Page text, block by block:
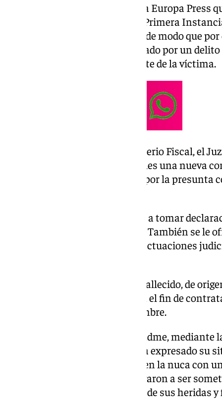
Fuentes del TSJA han indicado a Europa Press
compareció ante el Juzgado de Primera
Huércal-Overa tras los hechos, de modo que
en libertad provisional investigado por un
se había producido aún la muerte de la víctima.
Tras ser solicitado por el Ministerio Fiscal, el
ha celebrado este miércoles una nueva
decretado el ingreso en prisión por la presunta
En la sesión, la juez le ha vuelto a tomar
hechos y a una vecina del lugar. También se le
posibilidad de llevar a cabo las actuaciones
Cabe señalar que la esposa del fallecido, de
campaña de ‘crowdfunding’ con el fin de
efectuar la acusación en su nombre.
A través de la plataforma Gofundme,
para recoger fondos, la mujer ha expresado su
esposo al haber sido «golpeado en la nuca con
heridas devastadoras que le llevaron a ser
Finalmente, no pudo reponerse de sus heridas